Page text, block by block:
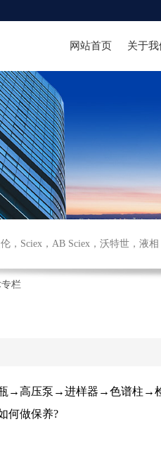
网站首页 关于我
， Sciex ，AB Sciex ，沃特世 ，液相
栏
→高压泵→进样器→色谱柱→
何做保养?